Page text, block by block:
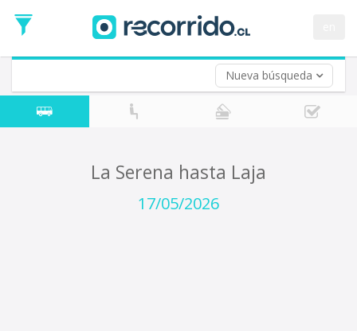
Nueva búsqueda
de
Ida
Vuelta (opcional)
Fecha
de
La Serena hasta Laja
17/05/2026